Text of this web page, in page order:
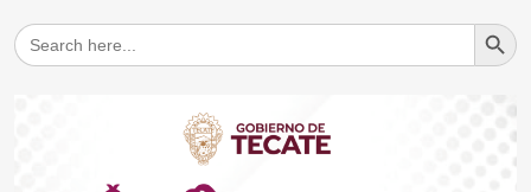
Search
for:
Search